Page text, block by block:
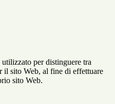
per distinguere tra
il sito Web, al fine di effettuare
sito Web.